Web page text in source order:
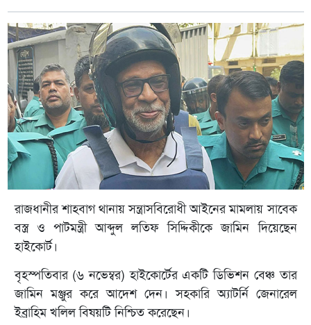
রাজধানীর শাহবাগ থানায় সন্ত্রাসবিরোধী আইনের মামলায় সাবেক
বস্ত্র ও পাটমন্ত্রী আব্দুল লতিফ সিদ্দিকীকে জামিন দিয়েছেন
হাইকোর্ট।
বৃহস্পতিবার (৬ নভেম্বর) হাইকোর্টের একটি ডিভিশন বেঞ্চ তার
জামিন মঞ্জুর করে আদেশ দেন। সহকারি অ্যাটর্নি জেনারেল
ইব্রাহিম খলিল বিষয়টি নিশ্চিত করেছেন।